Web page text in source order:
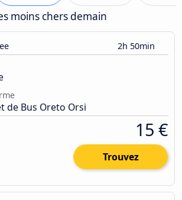
moins chers demain
2h 50min
de Bus Oreto Orsi
15 €
Trouvez